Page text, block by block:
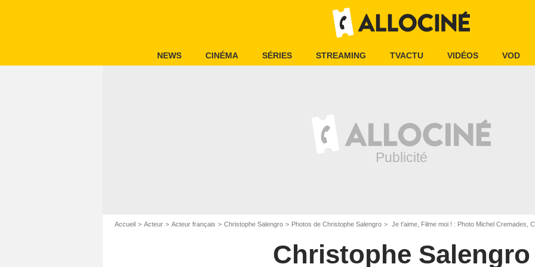
NEWS CINÉMA SÉRIES STREAMING TVACTU VIDÉOS VOD
Accueil Acteur Acteur français Christophe Salengro Photos de Christophe Salengro Je t'aime, Filme moi ! : Photo Michel Cremades,
Christophe Salengro